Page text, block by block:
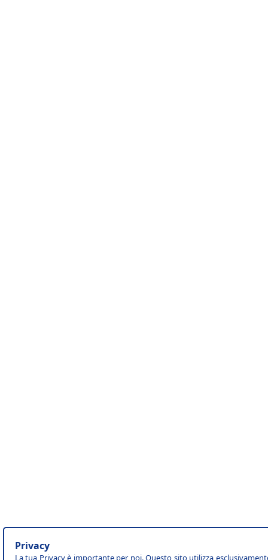
Privacy
La tua Privacy è importante per noi. Questo sito utilizza